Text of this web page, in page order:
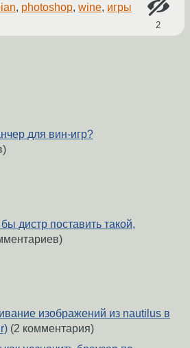
2
, photoshop,wine, игры
для вин-игр?
дистр поставить такой,
изображений из nautilus в
(2 комментария)